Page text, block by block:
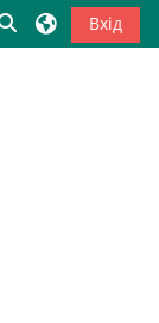
Переключити
Вхід